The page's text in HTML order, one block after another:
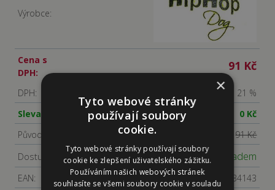
Výrobce:
Cena s
DPH:
91 Kč
DPH:
21 %
Sleva:
0 Kč
Původní cena s DPH:
91 Kč
Dostupnost: Skladem
EAN: 8596410434143
×
Tyto webové stránky
používají soubory
cookie.
Tyto webové stránky používají soubory
cookie ke zlepšení uživatelského zážitku.
Používáním našich webových stránek
souhlasíte se všemi soubory cookie v souladu